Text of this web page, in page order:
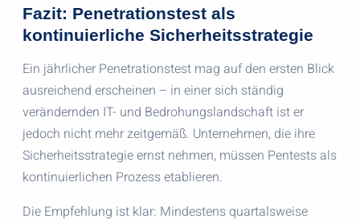
Fazit: Penetrationstest als
kontinuierliche Sicherheitsstrategie
Ein jährlicher Penetrationstest mag auf den ersten Blick
ausreichend erscheinen – in einer sich ständig
verändernden IT- und Bedrohungslandschaft ist er
jedoch nicht mehr zeitgemäß. Unternehmen, die ihre
Sicherheitsstrategie ernst nehmen, müssen Pentests als
kontinuierlichen Prozess etablieren.
Die Empfehlung ist klar: Mindestens quartalsweise